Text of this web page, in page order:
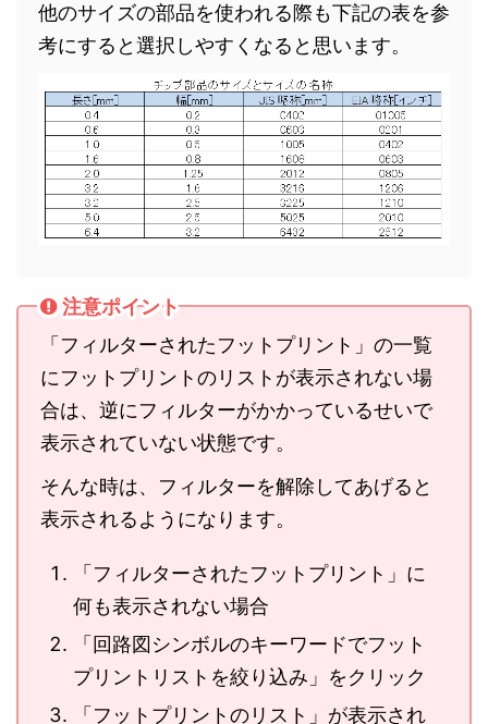
他のサイズの部品を使われる際も下記の表を参
考にすると選択しやすくなると思います。
注意ポイント
「フィルターされたフットプリント」の一覧
にフットプリントのリストが表示されない場
合は、逆にフィルターがかかっているせいで
表示されていない状態です。
そんな時は、フィルターを解除してあげると
表示されるようになります。
「フィルターされたフットプリント」に
何も表示されない場合
「回路図シンボルのキーワードでフット
プリントリストを絞り込み」をクリック
「フットプリントのリスト」が表示され